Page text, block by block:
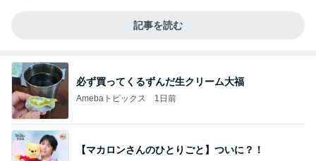
記事を読む
必ず買ってくるずんだ生クリーム大福
Amebaトピックス 1日前
【マカロンさんのひとりごと】ついに？！